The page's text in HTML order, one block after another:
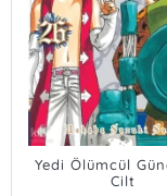
Yedi Ölümcül
Cilt